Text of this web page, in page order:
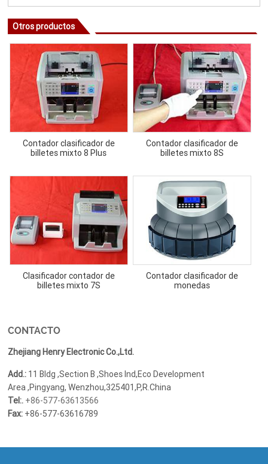
Otros productos
Contador clasificador de
billetes mixto 8 Plus
Contador clasificador de
billetes mixto 8S
Clasificador contador de
billetes mixto 7S
Contador clasificador de
monedas
CONTACTO
Zhejiang Henry Electronic Co.,Ltd.
Add.: 11 Bldg ,Section B ,Shoes Ind,Eco Development
Area ,Pingyang, Wenzhou,325401,P,R.China
Tel:. +86-577-63613566
Fax: +86-577-63616789